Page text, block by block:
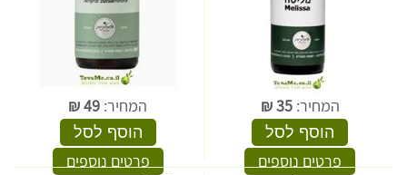
המחיר:35
₪
הוסף לסל
פרטים נוספים
המחיר: 49
₪
הוסף לסל
פרטים נוספים